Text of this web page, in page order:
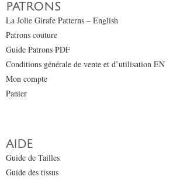
PATRONS
La Jolie Girafe Patterns – English
Patrons couture
Guide Patrons PDF
Conditions générale de vente et d’utilisation EN
Mon compte
Panier
AIDE
Guide de Tailles
Guide des tissus